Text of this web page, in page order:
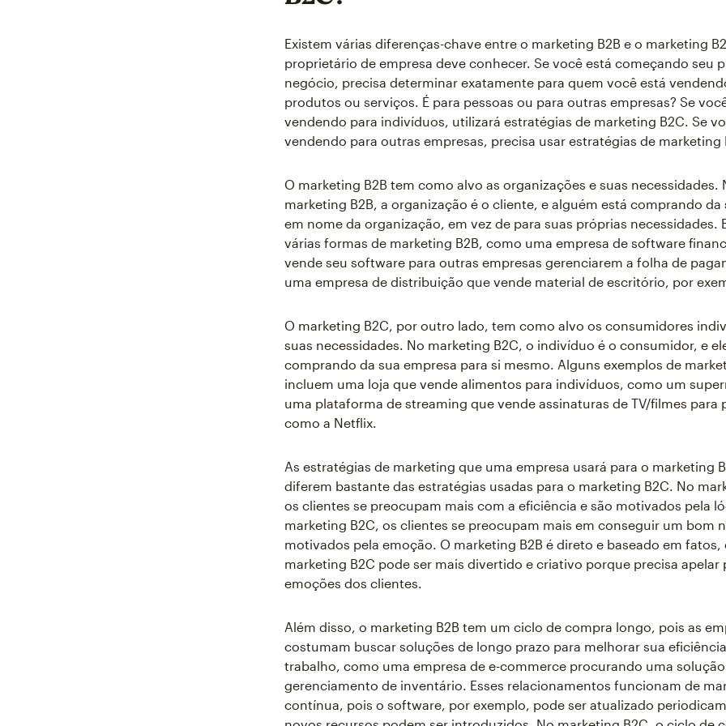
Existem várias diferenças-chave entre o marketing B2B e o marketing
proprietário de empresa deve conhecer. Se você está começando seu
negócio, precisa determinar exatamente para quem você está
produtos ou serviços. É para pessoas ou para outras empresas? Se
vendendo para indivíduos, utilizará estratégias de marketing B2C. Se
vendendo para outras empresas, precisa usar estratégias de marketing
O marketing B2B tem como alvo as organizações e suas necessidades.
marketing B2B, a organização é o cliente, e alguém está comprando da
em nome da organização, em vez de para suas próprias necessidades.
várias formas de marketing B2B, como uma empresa de software
vende seu software para outras empresas gerenciarem a folha de
uma empresa de distribuição que vende material de escritório, por
O marketing B2C, por outro lado, tem como alvo os consumidores
suas necessidades. No marketing B2C, o indivíduo é o consumidor, e
comprando da sua empresa para si mesmo. Alguns exemplos de
incluem uma loja que vende alimentos para indivíduos, como um
uma plataforma de streaming que vende assinaturas de TV/filmes para
como a Netflix.
As estratégias de marketing que uma empresa usará para o marketing
diferem bastante das estratégias usadas para o marketing B2C. No
os clientes se preocupam mais com a eficiência e são motivados pela
marketing B2C, os clientes se preocupam mais em conseguir um bom
motivados pela emoção. O marketing B2B é direto e baseado em
marketing B2C pode ser mais divertido e criativo porque precisa apelar
emoções dos clientes.
Além disso, o marketing B2B tem um ciclo de compra longo, pois as
costumam buscar soluções de longo prazo para melhorar sua
trabalho, como uma empresa de e-commerce procurando uma
gerenciamento de inventário. Esses relacionamentos funcionam de
contínua, pois o software, por exemplo, pode ser atualizado